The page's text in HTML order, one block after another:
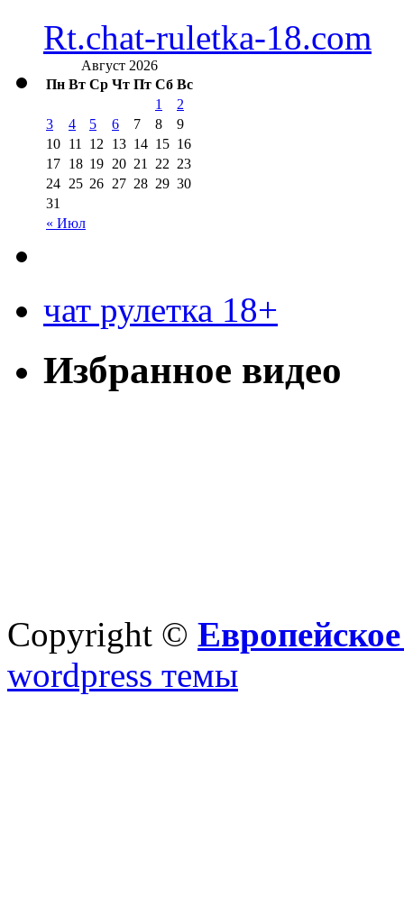
Rt.chat-ruletka-18.com
Август 2026
Пн Вт Ср Чт Пт Сб Вс
« Июл
1
2
3
4 5 6 7 8
9
10 11 12 13 14 15 16
17 18 19 20 21 22 23
24 25 26 27 28 29 30
31
чат рулетка 18+
Избранное видео
Copyright ©
wordpress темы